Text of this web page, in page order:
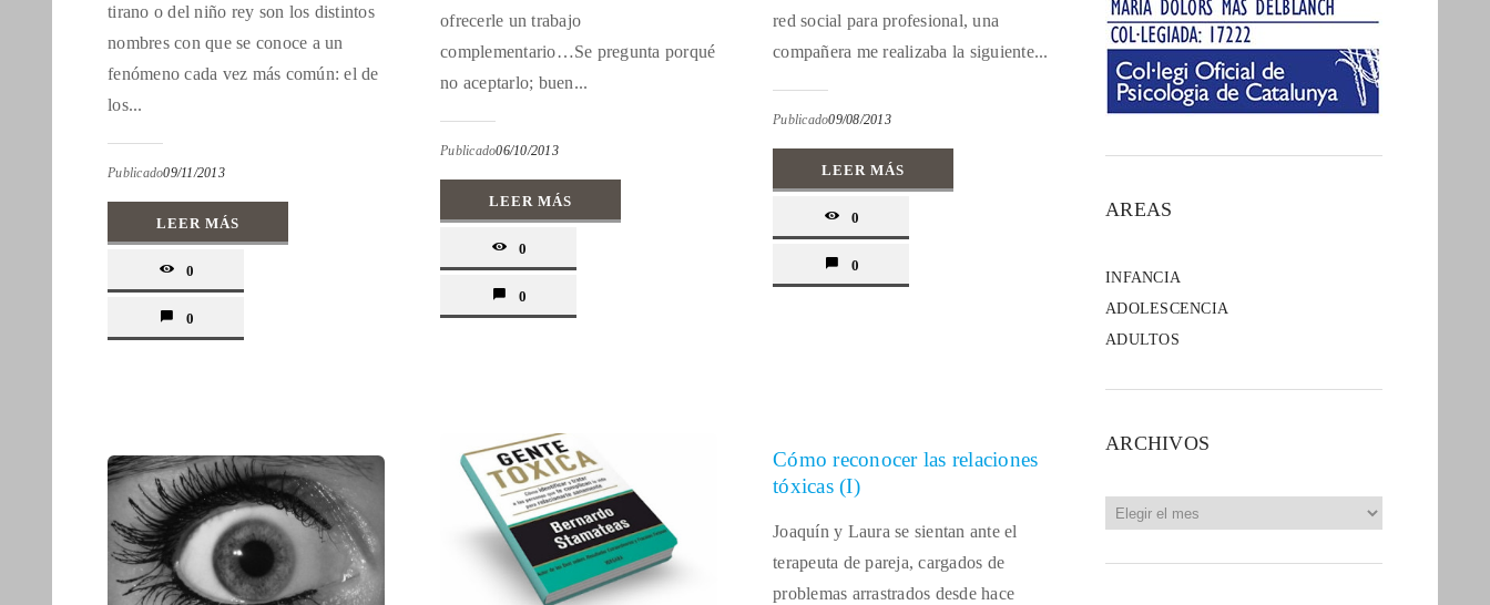
tirano o del niño rey son los distintos
nombres con que se conoce a un
fenómeno cada vez más común: el de
los...
Publicado09/11/2013
LEER MÁS
0
0
ofrecerle un trabajo
complementario…Se pregunta porqué
no aceptarlo; buen...
Publicado06/10/2013
LEER MÁS
0
0
red social para profesional, una
compañera me realizaba la siguiente...
Publicado09/08/2013
LEER MÁS
0
0
Cómo reconocer las relaciones
tóxicas (I)
Joaquín y Laura se sientan ante el
terapeuta de pareja, cargados de
problemas arrastrados desde hace
AREAS
INFANCIA
ADOLESCENCIA
ADULTOS
ARCHIVOS